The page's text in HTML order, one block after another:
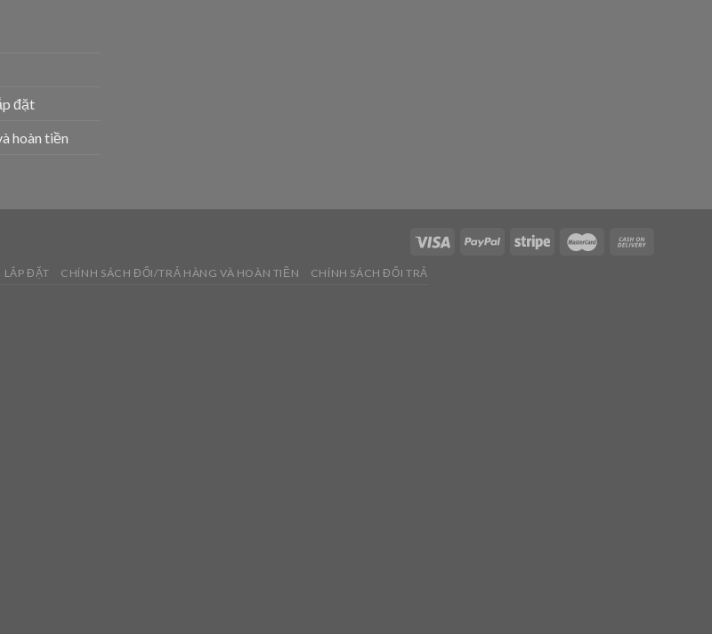
đặt
hoàn tiền
LẮP ĐẶT CHÍNH SÁCH ĐỔI/TRẢ HÀNG VÀ HOÀN TIỀN CHÍNH SÁCH ĐỔI TRẢ